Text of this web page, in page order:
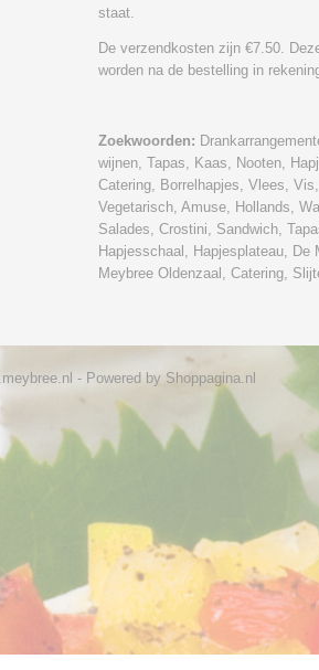
staat.
De verzendkosten zijn €7.50.
worden na de bestelling in
Zoekwoorden:
wijnen, Tapas, Kaas, Nooten,
Catering, Borrelhapjes, Vlees, Vis,
Vegetarisch, Amuse, Hollands,
Salades, Crostini, Sandwich,
Hapjesschaal, Hapjesplateau, De
Meybree Oldenzaal, Catering,
- Powered by Shoppagina.nl